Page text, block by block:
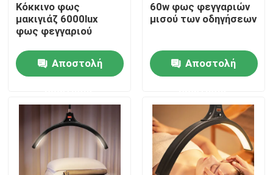
Έλεγχος ποιότητας
Επικοινωνήστε μαζί μας
Υποθέσεις
Τηλεοπτικά φω'τα στούντιο οδηγήσεων
Κόκκινο φως
μακιγιάζ 6000lux
φως φεγγαριού
Αποστολή
60w φως φεγγαριών
μισού των οδηγήσεων
Αποστολή